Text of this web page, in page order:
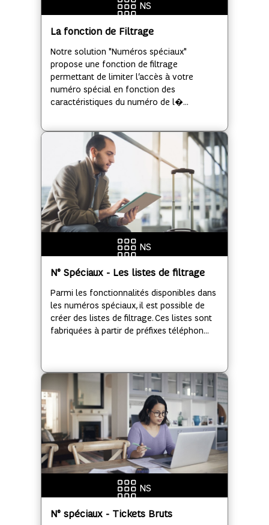
NS
La fonction de Filtrage
Notre solution "Numéros spéciaux"
propose une fonction de filtrage
permettant de limiter l’accès à votre
numéro spécial en fonction des
caractéristiques du numéro de l�...
NS
N° Spéciaux - Les listes de filtrage
Parmi les fonctionnalités disponibles dans
les numéros spéciaux, il est possible de
créer des listes de filtrage. Ces listes sont
fabriquées à partir de préfixes téléphon...
NS
N° spéciaux - Tickets Bruts